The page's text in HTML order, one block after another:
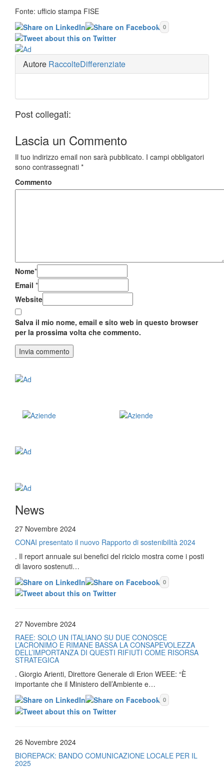
Fonte: ufficio stampa FISE
0
Autore RaccolteDifferenziate
Post collegati:
Lascia un Commento
Il tuo indirizzo email non sarà pubblicato. I campi obbligatori
sono contrassegnati *
Commento
Nome*
Email *
Website
Salva il mio nome, email e sito web in questo browser
per la prossima volta che commento.
News
27 Novembre 2024
CONAI presentato il nuovo Rapporto di sostenibilità 2024
. Il report annuale sui benefici del riciclo mostra come i posti
di lavoro sostenuti…
0
27 Novembre 2024
RAEE: SOLO UN ITALIANO SU DUE CONOSCE
L’ACRONIMO E RIMANE BASSA LA CONSAPEVOLEZZA
DELL’IMPORTANZA DI QUESTI RIFIUTI COME RISORSA
STRATEGICA
. Giorgio Arienti, Direttore Generale di Erion WEEE: “È
importante che il Ministero dell’Ambiente e…
0
26 Novembre 2024
BIOREPACK: BANDO COMUNICAZIONE LOCALE PER IL
2025